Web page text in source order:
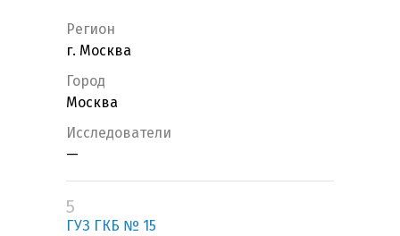
Регион
г. Москва
Город
Москва
Исследователи
—
5
ГУЗ ГКБ № 15